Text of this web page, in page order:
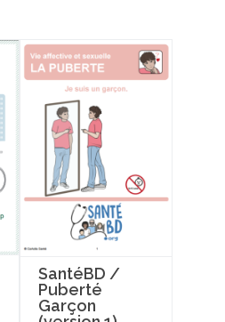
SantéBD /
Puberté
Garçon